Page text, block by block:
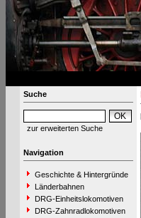
Suche
zur erweiterten Suche
Navigation
Geschichte & Hintergründe
Länderbahnen
DRG-Einheitslokomotiven
DRG-Zahnradlokomotiven